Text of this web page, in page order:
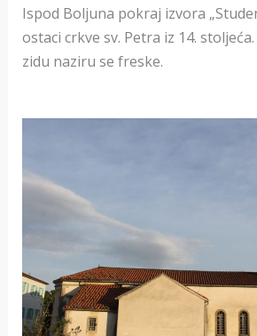
Ispod Boljuna pokraj izvora
ostaci crkve sv. Petra iz 14.
zidu naziru se freske.